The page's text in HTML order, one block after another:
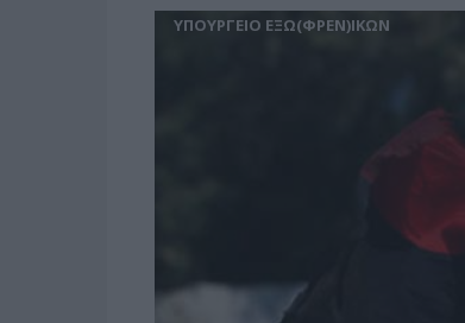
ΥΠΟΥΡΓΕΙΟ ΕΞΩ(ΦΡΕΝ)ΙΚΩΝ